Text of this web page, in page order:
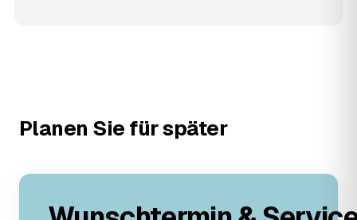
Planen Sie für später